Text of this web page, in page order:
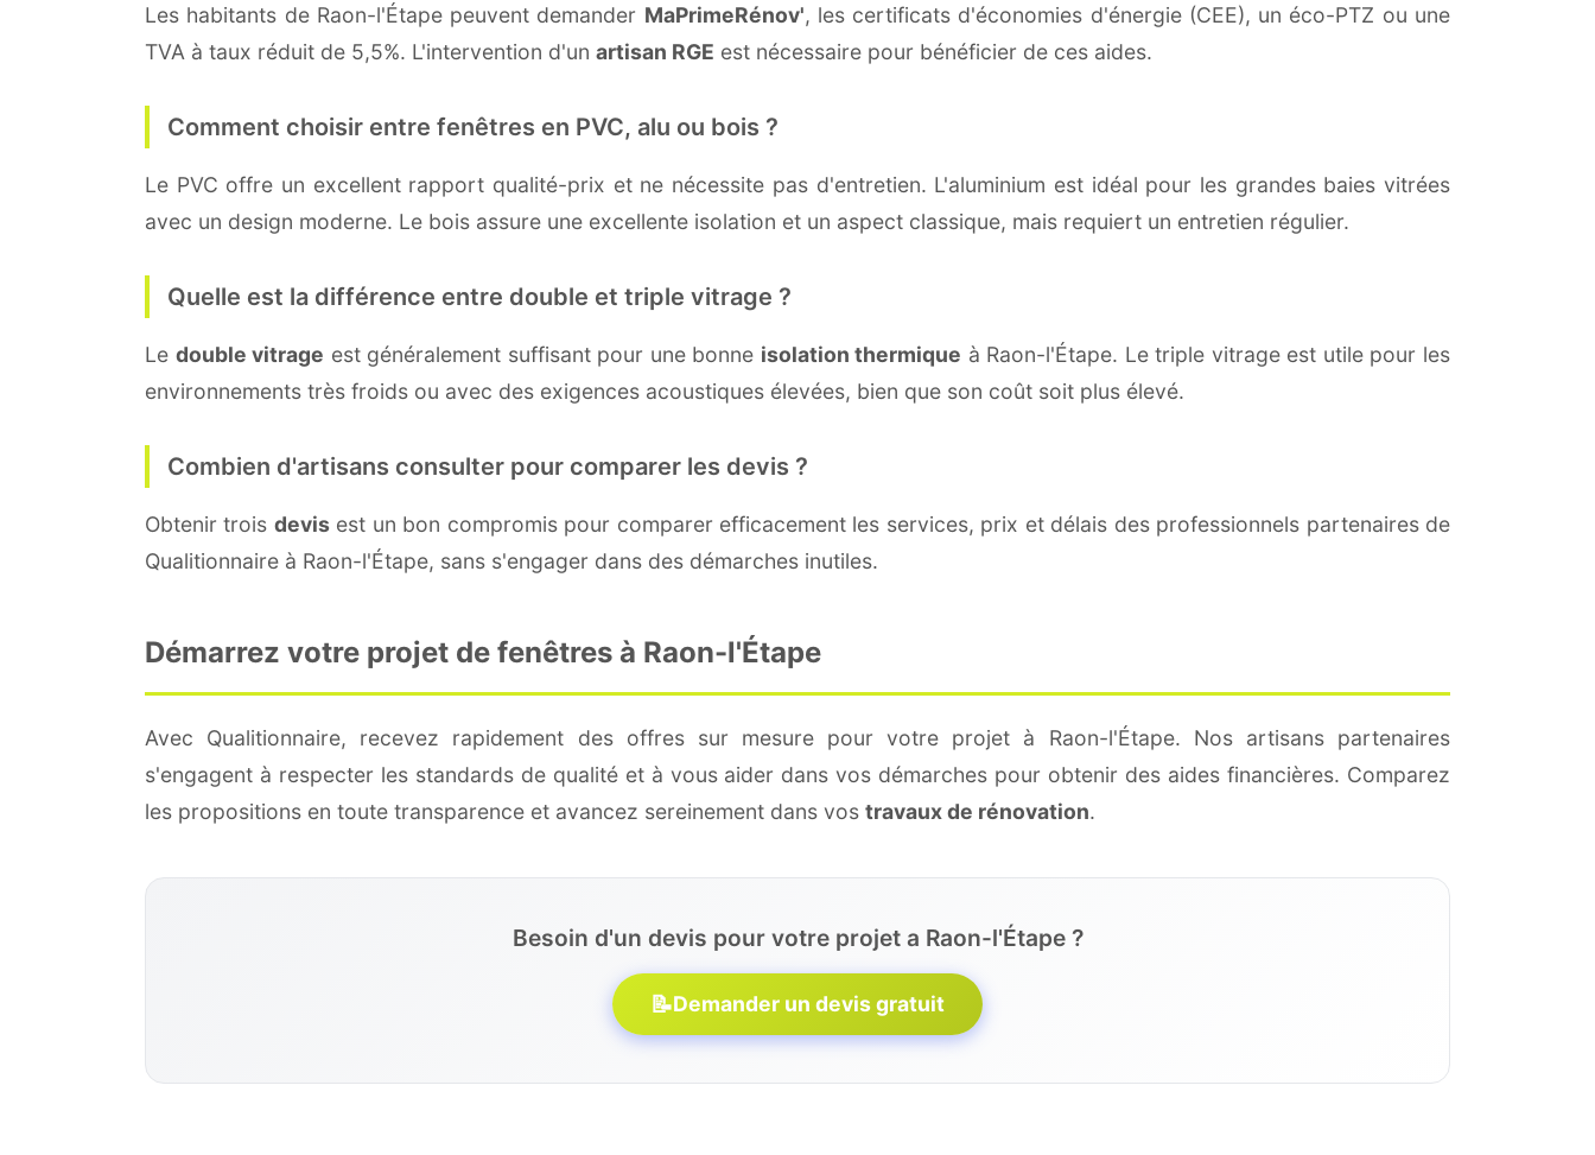
Les habitants de Raon-l'Étape peuvent demander MaPrimeRénov', les certificats d'économies d'énergie (CEE), un éco-PTZ ou une
TVA à taux réduit de 5,5%. L'intervention d'un artisan RGE est nécessaire pour bénéficier de ces aides.
Comment choisir entre fenêtres en PVC, alu ou bois ?
Le PVC offre un excellent rapport qualité-prix et ne nécessite pas d'entretien. L'aluminium est idéal pour les grandes baies vitrées
avec un design moderne. Le bois assure une excellente isolation et un aspect classique, mais requiert un entretien régulier.
Quelle est la différence entre double et triple vitrage ?
Le double vitrage est généralement suffisant pour une bonne isolation thermique à Raon-l'Étape. Le triple vitrage est utile pour les
environnements très froids ou avec des exigences acoustiques élevées, bien que son coût soit plus élevé.
Combien d'artisans consulter pour comparer les devis ?
Obtenir trois devisest un bon compromis pour comparer efficacement les services, prix et délais des professionnels partenaires de
Qualitionnaire à Raon-l'Étape, sans s'engager dans des démarches inutiles.
Démarrez votre projet de fenêtres à Raon-l'Étape
Avec Qualitionnaire, recevez rapidement des offres sur mesure pour votre projet à Raon-l'Étape. Nos artisans partenaires
s'engagent à respecter les standards de qualité et à vous aider dans vos démarches pour obtenir des aides financières. Comparez
les propositions en toute transparence et avancez sereinement dans vos travaux de rénovation.
Besoin d'un devis pour votre projet a Raon-l'Étape ?
📝Demander un devis gratuit